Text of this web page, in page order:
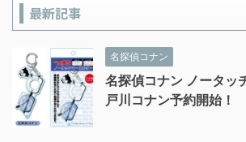
最新記事
名探偵コナン
名探偵コナン ノータッ
戸川コナン予約開始！